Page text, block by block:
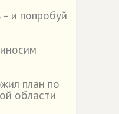
и попробуй
план по
области